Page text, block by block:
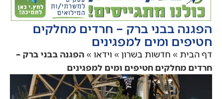
הפגנה בבני ברק – חרדים מחלקים
חטיפים ומים למפגינים
דף הבית » חדשות בשרון » וידאו » הפגנה בבני ברק –
חרדים מחלקים חטיפים ומים למפגינים